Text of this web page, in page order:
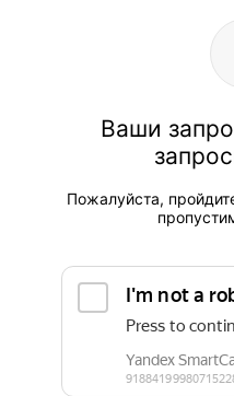
Ваши
Пожалуйста,